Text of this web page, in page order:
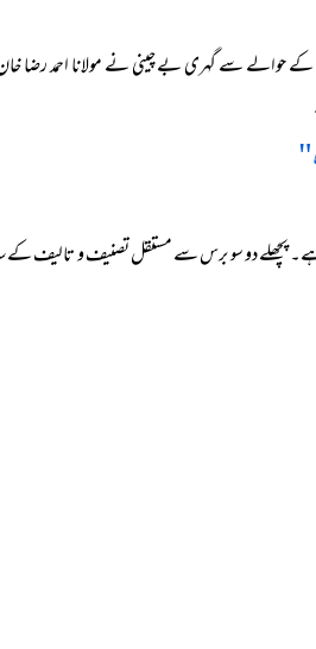
سے گہری بے چینی نے مولانا احمد رضا خان
پچھلے دو سو برس سے مستقل تصنیف و تالیف کے